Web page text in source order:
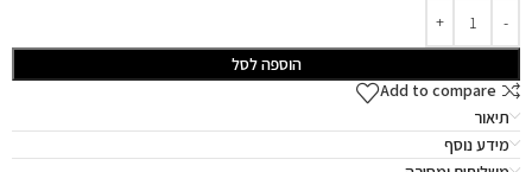
הוספה לסל
Add to compare
תיאור
מידע נוסף